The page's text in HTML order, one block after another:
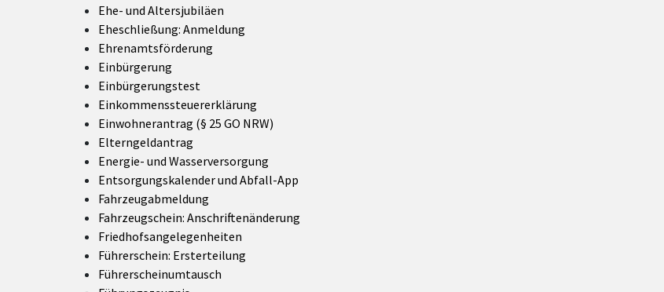
Ehe- und Altersjubiläen
Eheschließung: Anmeldung
Ehrenamtsförderung
Einbürgerung
Einbürgerungstest
Einkommenssteuererklärung
Einwohnerantrag (§ 25 GO NRW)
Elterngeldantrag
Energie- und Wasserversorgung
Entsorgungskalender und Abfall-App
Fahrzeugabmeldung
Fahrzeugschein: Anschriftenänderung
Friedhofsangelegenheiten
Führerschein: Ersterteilung
Führerscheinumtausch